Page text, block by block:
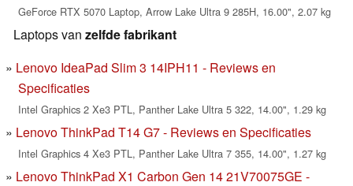
GeForce RTX 5070 Laptop, Arrow Lake Ultra 9 285H, 16.00", 2.07 kg
Laptops van zelfde fabrikant
Lenovo IdeaPad Slim 3 14IPH11 - Reviews en
Specificaties
Intel Graphics 2 Xe3 PTL, Panther Lake Ultra 5 322, 14.00", 1.29 kg
Lenovo ThinkPad T14 G7 - Reviews en Specificaties
Intel Graphics 4 Xe3 PTL, Panther Lake Ultra 7 355, 14.00", 1.27 kg
Lenovo ThinkPad X1 Carbon Gen 14 21V70075GE -